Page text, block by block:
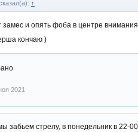
↑
замес и опять фоба в центре
кончаю )
2021
забьем стрелу, в понедельник в 22-